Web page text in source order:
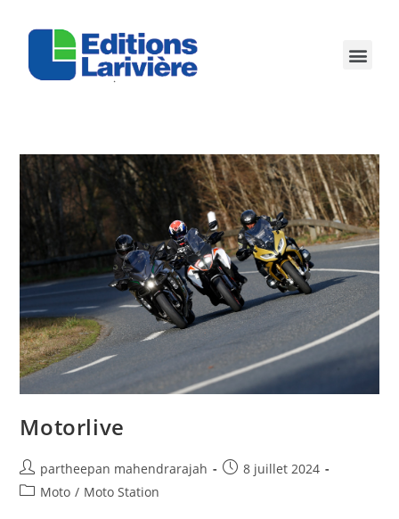
Motorlive
partheepan mahendrarajah
8 juillet 2024
Moto / Moto Station